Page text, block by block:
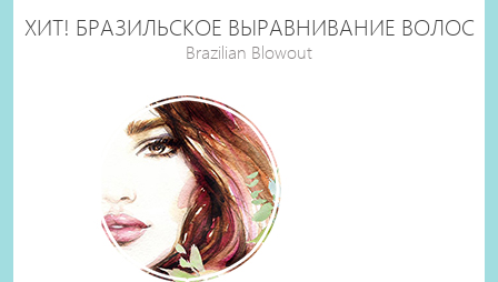
ХИТ! БРАЗИЛЬСКОЕ ВЫРАВНИВАНИЕ ВОЛОС
Brazilian Blowout